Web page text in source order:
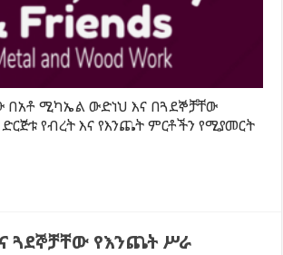
በአቶ ሚካኤል ውድነህ እና በጓደኞቻቸው
ድርጅቱ የብረት እና የእንጨት ምርቶችን የሚያመርት
ጓደኞቻቸው የእንጨት ሥራ